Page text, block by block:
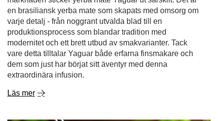
en brasiliansk yerba mate som skapats med omsorg om
varje detalj - från noggrant utvalda blad till en
produktionsprocess som blandar tradition med
modernitet och ett brett utbud av smakvarianter. Tack
vare detta tilltalar Yaguar både erfarna finsmakare och
dem som just har börjat sitt äventyr med denna
extraordinära infusion.
Läs mer